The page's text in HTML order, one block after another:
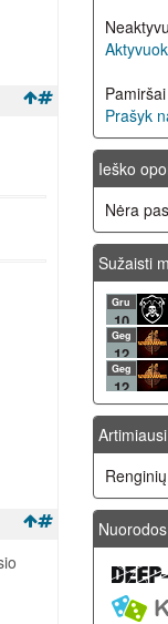
Prašyk
Ieško
Nėra
Sužaisti
Gru
10
Geg
12
Geg
12
Nuorodos